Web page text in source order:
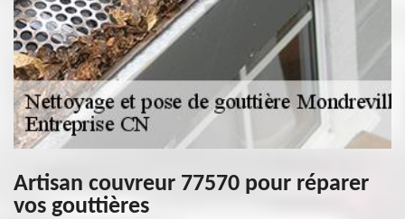
Artisan couvreur 77570 pour réparer
vos gouttières